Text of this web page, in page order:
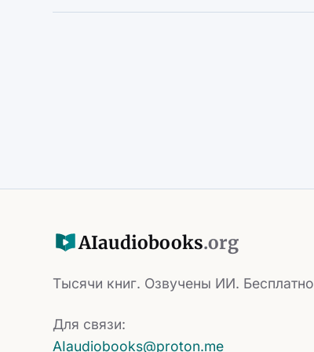
AIaudiobooks.org
Тысячи книг. Озвучены ИИ. Бесплатно
Для связи:
AIaudiobooks@proton.me